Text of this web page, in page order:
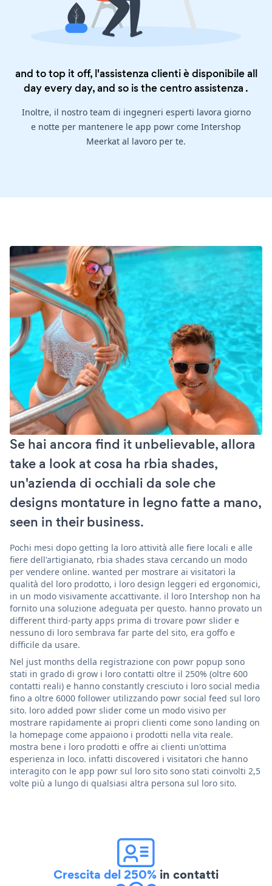
and to top it off, l'assistenza clienti è disponibile all
day every day, and so is thecentro assistenza .
Inoltre, il nostro team di ingegneri esperti lavora giorno
e notte per mantenere le app powr come Intershop
Meerkat al lavoro per te.
Se hai ancora find it unbelievable, allora
take a look at cosa ha rbia shades,
un'azienda di occhiali da sole che
designs montature in legno fatte a mano,
seen in their business.
Pochi mesi dopo getting la loro attività alle fiere locali e alle
fiere dell'artigianato, rbia shades stava cercando un modo
per vendere online. wanted per mostrare ai visitatori la
qualità del loro prodotto, i loro design leggeri ed ergonomici,
in un modo visivamente accattivante. il loro Intershop non ha
fornito una soluzione adeguata per questo. hanno provato un
different third-party apps prima di trovare powr slider e
nessuno di loro sembrava far parte del sito, era goffo e
difficile da usare.
Nel just months della registrazione con powr popup sono
stati in grado di grow i loro contatti oltre il 250% (oltre 600
contatti reali) e hanno constantly cresciuto i loro social media
fino a oltre 6000 follower utilizzando powr social feed sul loro
sito. loro added powr slider come un modo visivo per
mostrare rapidamente ai propri clienti come sono landing on
la homepage come appaiono i prodotti nella vita reale.
mostra bene i loro prodotti e offre ai clienti un'ottima
esperienza in loco. infatti discovered i visitatori che hanno
interagito con le app powr sul loro sito sono stati coinvolti 2,5
volte più a lungo di qualsiasi altra persona sul loro sito.
Crescita del 250% in contatti